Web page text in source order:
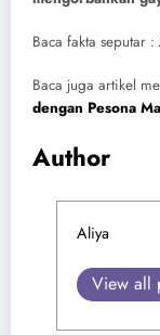
Baca fakta seputar :
Baca juga artikel
dengan Pesona
Author
Aliya
View all